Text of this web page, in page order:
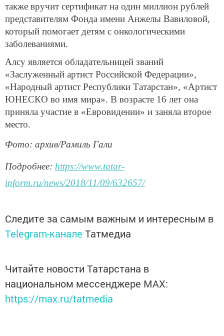
также вручит сертификат на один миллион рублей
представителям Фонда имени Анжелы Вавиловой,
который помогает детям с онкологическими
заболеваниями.
Алсу является обладательницей званий
«Заслуженный артист Российской Федерации»,
«Народный артист Республики Татарстан», «Артист
ЮНЕСКО во имя мира». В возрасте 16 лет она
приняла участие в «Евровидении» и заняла второе
место.
Фото: архив/Рамиль Гали
Подробнее: https://www.tatar-
inform.ru/news/2018/11/09/632657/
Следите за самым важным и интересным в
Telegram-канале Татмедиа
Читайте новости Татарстана в
национальном мессенджере MАХ:
https://max.ru/tatmedia